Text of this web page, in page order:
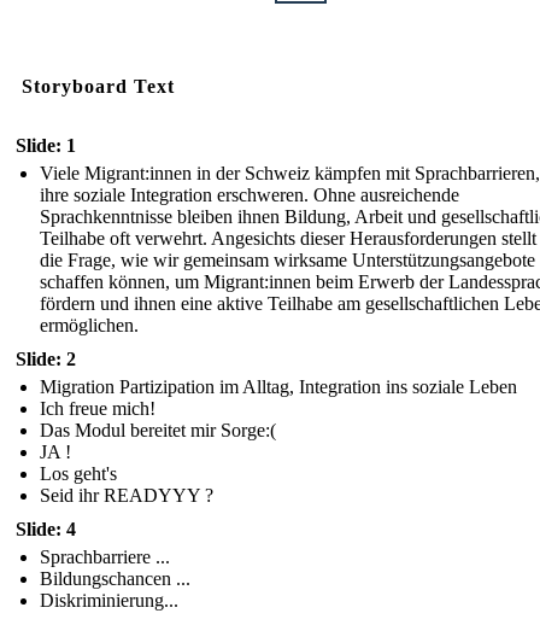
Storyboard Text
Slide: 1
Viele Migrant:innen in der Schweiz kämpfen mit
ihre soziale Integration erschweren. Ohne ausreichende
Sprachkenntnisse bleiben ihnen Bildung, Arbeit und
Teilhabe oft verwehrt. Angesichts dieser Herausforderungen stellt
die Frage, wie wir gemeinsam wirksame Unterstützungsangebote
schaffen können, um Migrant:innen beim Erwerb der
fördern und ihnen eine aktive Teilhabe am gesellschaftlichen
ermöglichen.
Slide: 2
Migration Partizipation im Alltag, Integration ins soziale Leben
Ich freue mich!
Das Modul bereitet mir Sorge:(
JA !
Los geht's
Seid ihr READYYY ?
Slide: 4
Sprachbarriere ...
Bildungschancen ...
Diskriminierung...